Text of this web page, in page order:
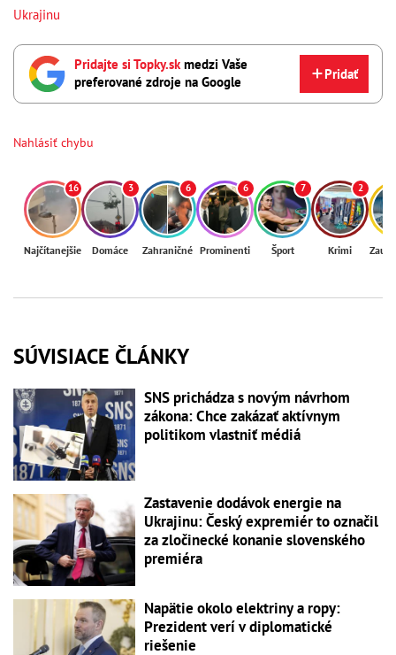
Ukrajinu
Pridajte si Topky.skmedzi Vaše
preferované zdroje na Google
Pridať
Nahlásiť chybu
16
Najčítanejšie
3
Domáce
6
Zahraničné
6
Prominenti
7
Šport
2
Krimi
SÚVISIACE ČLÁNKY
SNS prichádza s novým návrhom
zákona: Chce zakázať aktívnym
politikom vlastniť médiá
Zastavenie dodávok energie na
Ukrajinu: Český expremiér to označil
za zločinecké konanie slovenského
premiéra
Napätie okolo elektriny a ropy:
Prezident verí v diplomatické
riešenie